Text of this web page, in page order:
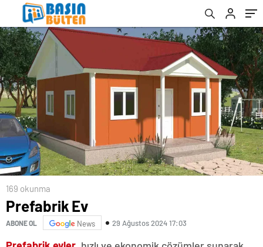
169 okunma
Prefabrik Ev
ABONE OL News 29 Ağustos 2024 17:03